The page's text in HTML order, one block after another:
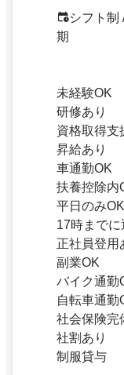
シフト制
期
未経験OK
研修あり
資格取得支
昇給あり
車通勤OK
扶養控除内
平日のみOK
17時までに
正社員登用
副業OK
バイク通勤
自転車通勤
社会保険完
社割あり
制服貸与